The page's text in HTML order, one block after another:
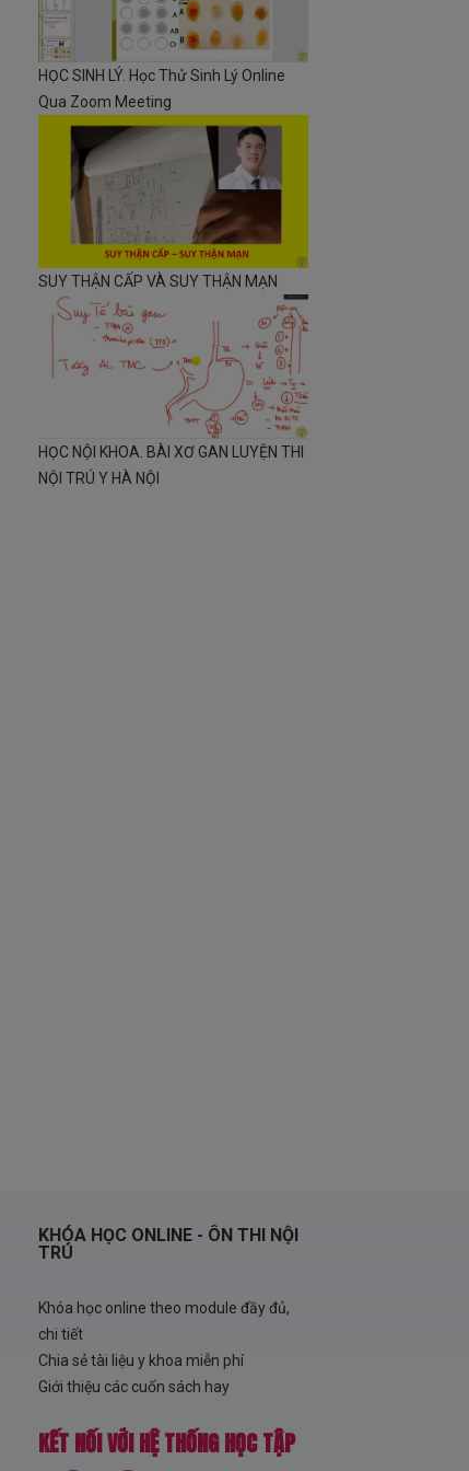
HỌC SINH LÝ. Học Thử Sinh Lý Online
Qua Zoom Meeting
SUY THẬN CẤP VÀ SUY THẬN MẠN
HỌC NỘI KHOA. BÀI XƠ GAN LUYỆN THI
NỘI TRÚ Y HÀ NỘI
KHÓA HỌC ONLINE - ÔN THI NỘI
TRÚ
Khóa học online theo module đầy đủ,
chi tiết
Chia sẻ tài liệu y khoa miễn phí
Giới thiệu các cuốn sách hay
KẾT NỐI VỚI HỆ THỐNG HỌC TẬP